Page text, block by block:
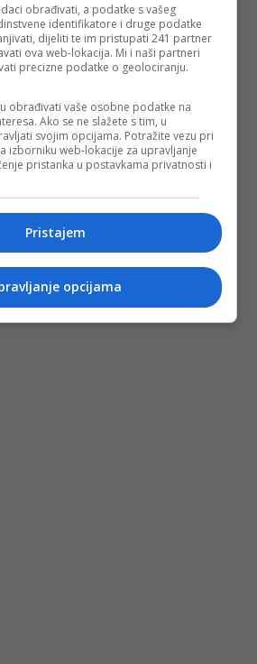
obrađivati, a podatke s vašeg
identifikatore i druge podatke
dijeliti te im pristupati 241 partner
ova web-lokacija. Mi i naši partneri
precizne podatke o geolociranju.
obrađivati vaše osobne podatke na
Ako se ne slažete s tim, u
svojim opcijama. Potražite vezu pri
izborniku web-lokacije za upravljanje
pristanka u postavkama privatnosti i
Pristajem
opcijama